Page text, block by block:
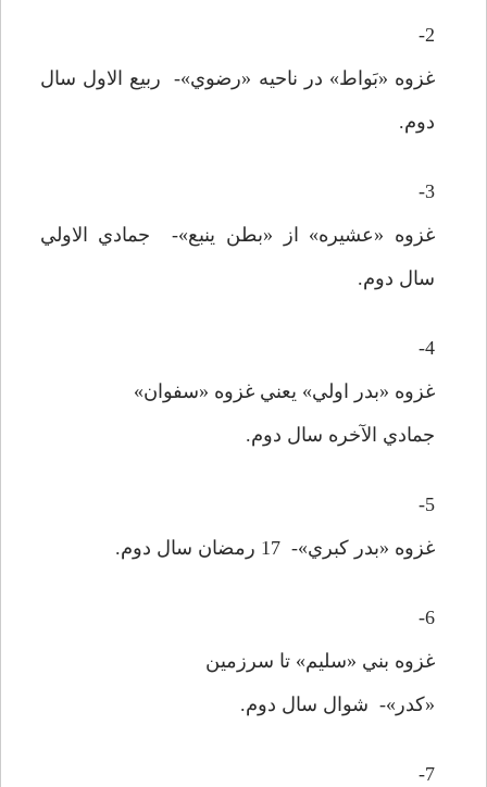
2-
غزوه «بَواط» در ناحيه «رضوي»- ربيع الاول سال
دوم.
3-
غزوه «عشيره» از «بطن ينبع»- جمادي الاولي
سال دوم.
4-
غزوه «بدر اولي» يعني غزوه «سفوان»
جمادي الآخره سال دوم.
5-
غزوه «بدر کبري»- 17 رمضان سال دوم.
6-
غزوه بني «سليم» تا سرزمين
«کدر»- شوال سال دوم.
7-